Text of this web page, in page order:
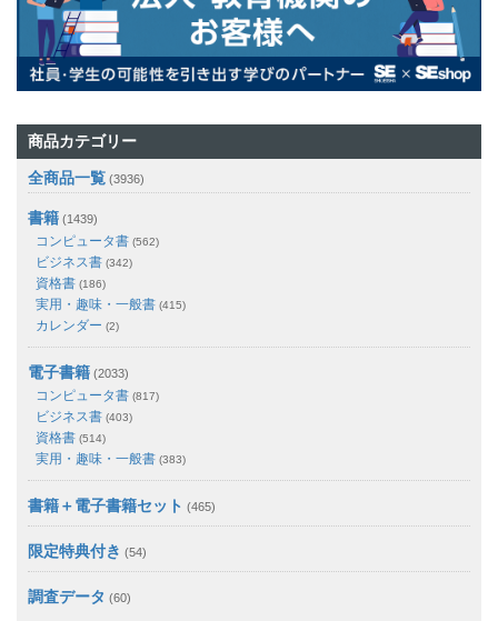
商品カテゴリー
全商品一覧 (3936)
書籍 (1439)
コンピュータ書 (562)
ビジネス書 (342)
資格書 (186)
実用・趣味・一般書 (415)
カレンダー (2)
電子書籍 (2033)
コンピュータ書 (817)
ビジネス書 (403)
資格書 (514)
実用・趣味・一般書 (383)
書籍＋電子書籍セット (465)
限定特典付き (54)
調査データ (60)